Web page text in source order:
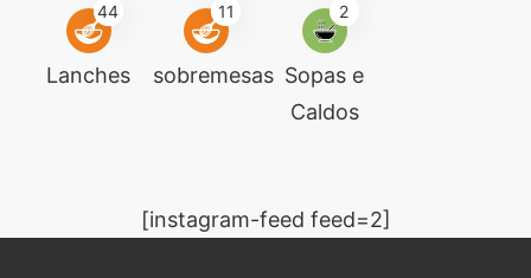
44
Lanches
11
sobremesas
2
Sopas e
Caldos
[instagram-feed feed=2]